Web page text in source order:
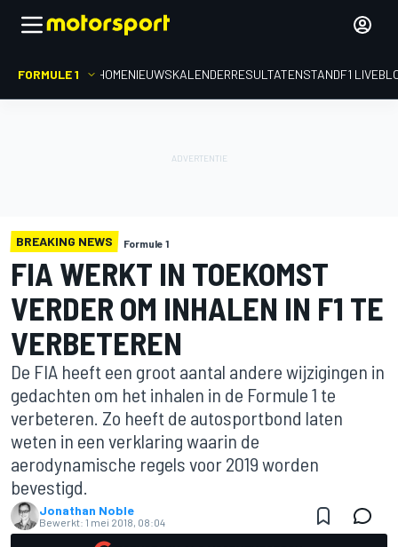
FORMULE 1 HOMENIEUWSKALENDERRESULTATENSTANDF1
BREAKING NEWS Formule 1
FIA WERKT IN TOEKOMST
VERDER OM INHALEN IN F1 TE
VERBETEREN
De FIA heeft een groot aantal andere wijzigingen in
gedachten om het inhalen in de Formule 1 te
verbeteren. Zo heeft de autosportbond laten
weten in een verklaring waarin de
aerodynamische regels voor 2019 worden
bevestigd.
Jonathan Noble
Bewerkt: 1 mei 2018, 08:04